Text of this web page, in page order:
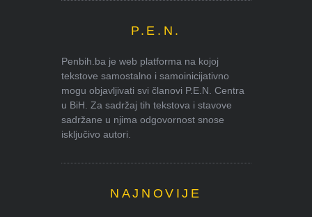
P.E.N.
Penbih.ba je web platforma na kojoj
tekstove samostalno i samoinicijativno
mogu objavljivati svi članovi P.E.N. Centra
u BiH. Za sadržaj tih tekstova i stavove
sadržane u njima odgovornost snose
isključivo autori.
NAJNOVIJE